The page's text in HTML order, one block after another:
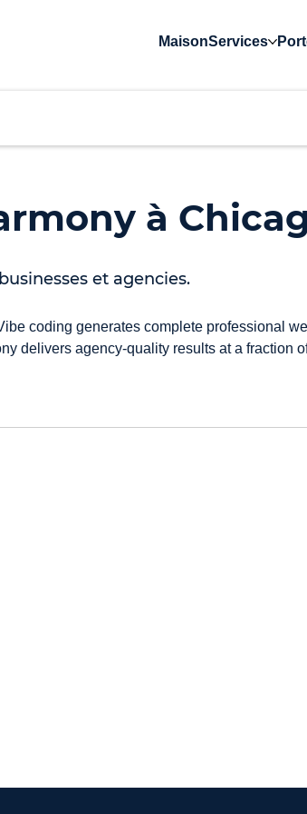
MaisonServices
à
et agencies.
coding generates complete professional
delivers agency-quality results at a fraction